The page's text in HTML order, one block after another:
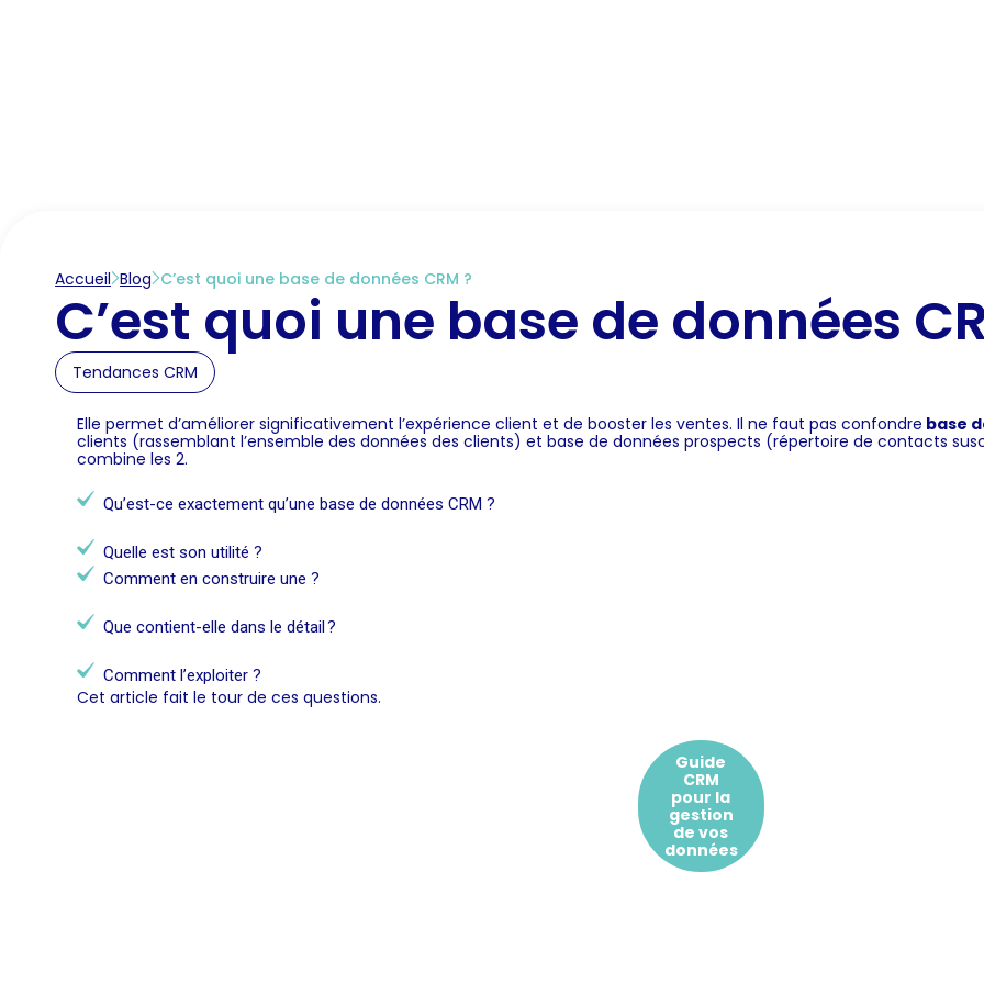
Accueil Blog C’est quoi une base de données CRM ?
C’est quoi une base de données
Tendances CRM
Elle permet d’améliorer significativement l’expérience client et de booster les ventes. Il ne faut pas confondre base
clients (rassemblant l’ensemble des données des clients) et base de données prospects (répertoire de contacts
combine les 2.
Qu’est-ce exactement qu’une base de données CRM ?
Quelle est son utilité ?
Comment en construire une ?
Que contient-elle dans le détail ?
Comment l’exploiter ?
Cet article fait le tour de ces questions.
Guide
CRM
pour la
gestion
de vos
données